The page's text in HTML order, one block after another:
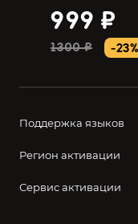
999 ₽
1300 ₽ -23%
Поддержка языков
Регион активации
Сервис активации